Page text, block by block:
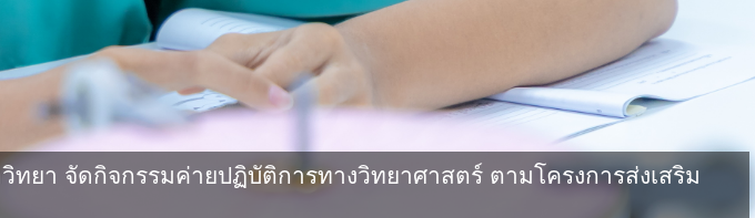
ยา จัดกิจกรรมค่ายปฏิบัติการทางวิทยาศาสตร์ ตามโครงการส่งเสริม